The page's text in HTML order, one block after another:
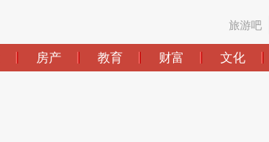
旅游吧
房产 教育 财富 文化